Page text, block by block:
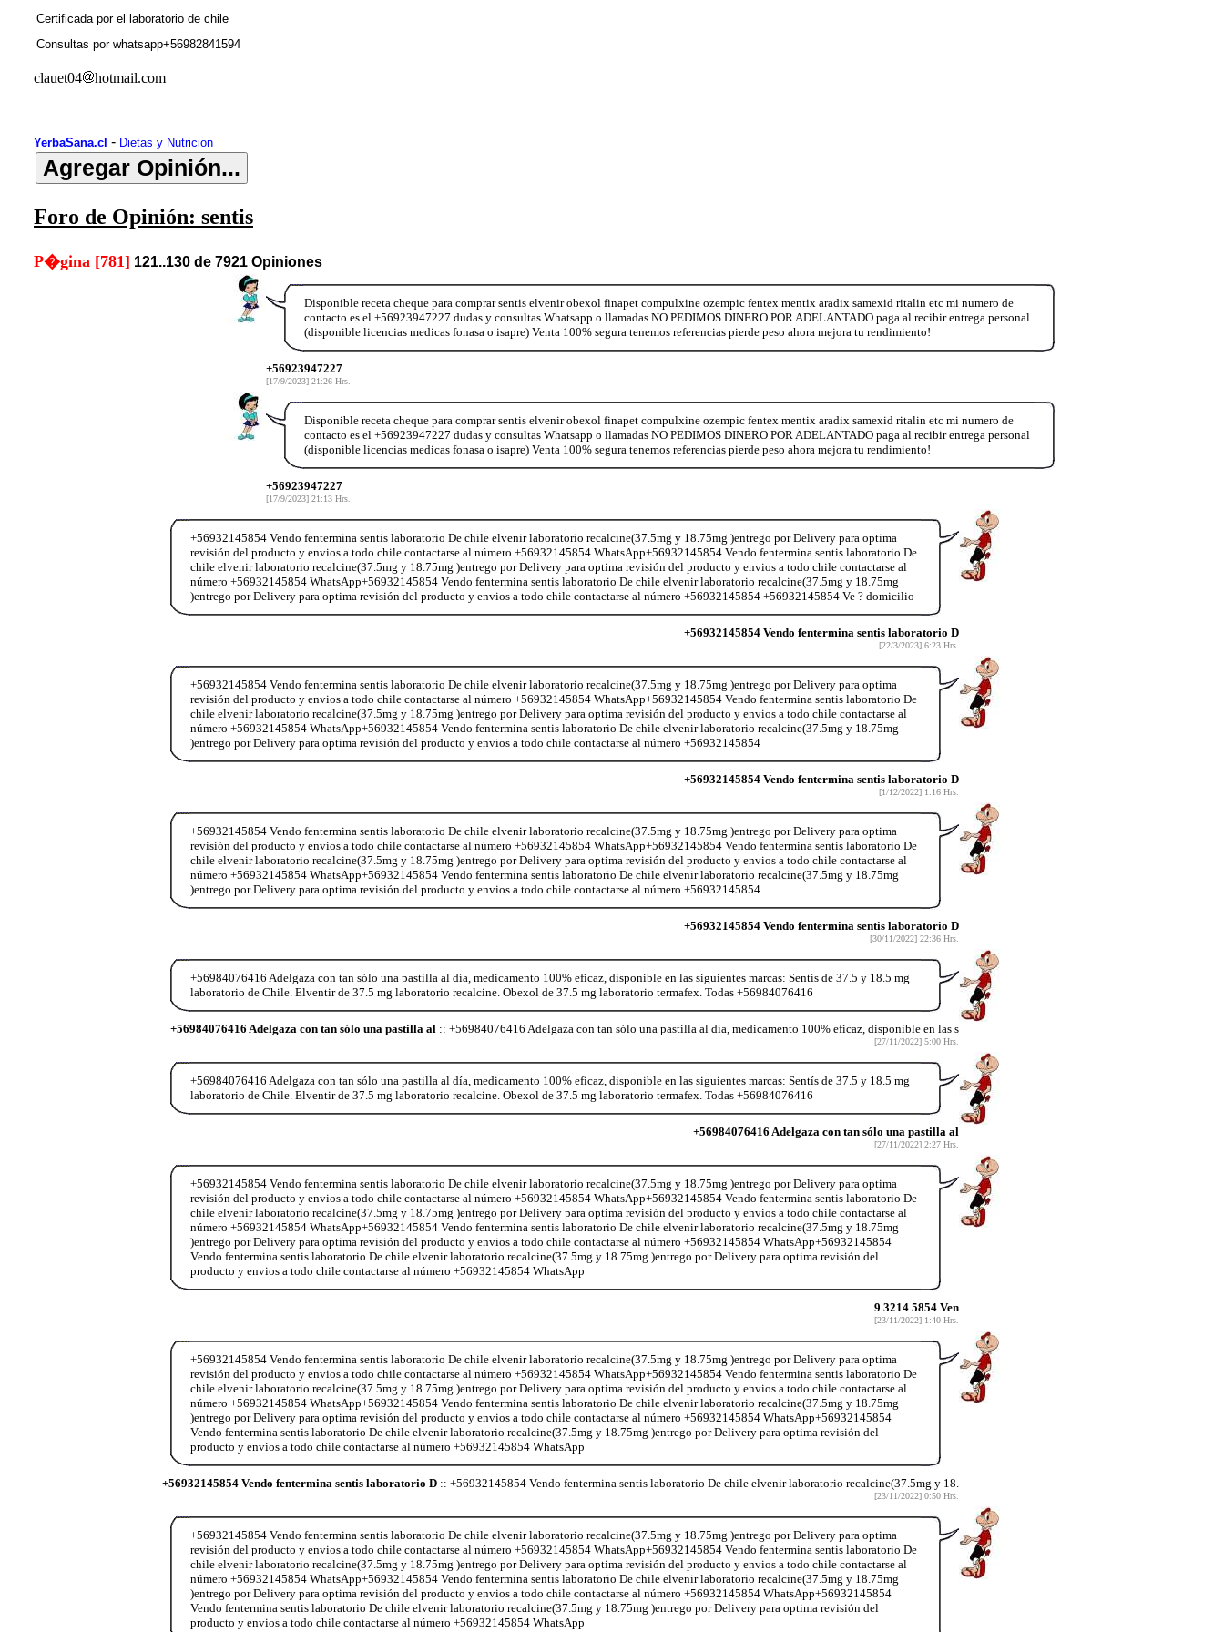
Certificada por el laboratorio de chile
Consultas por whatsapp+56982841594
clauet04 hotmail.com
YerbaSana.cl - Dietas y Nutricion
Foro de Opinión: sentis
P�gina [781] 121..130 de 7921 Opiniones
Disponible receta cheque para comprar sentis elvenir obexol finapet compulxine ozempic fentex mentix aradix samexid ritalin etc mi numero de
contacto es el +56923947227 dudas y consultas Whatsapp o llamadas NO PEDIMOS DINERO POR ADELANTADO paga al recibir entrega personal
(disponible licencias medicas fonasa o isapre) Venta 100% segura tenemos referencias pierde peso ahora mejora tu rendimiento!
+56923947227
[17/9/2023] 21:26 Hrs.
Disponible receta cheque para comprar sentis elvenir obexol finapet compulxine ozempic fentex mentix aradix samexid ritalin etc mi numero de
contacto es el +56923947227 dudas y consultas Whatsapp o llamadas NO PEDIMOS DINERO POR ADELANTADO paga al recibir entrega personal
(disponible licencias medicas fonasa o isapre) Venta 100% segura tenemos referencias pierde peso ahora mejora tu rendimiento!
+56923947227
[17/9/2023] 21:13 Hrs.
+56932145854 Vendo fentermina sentis laboratorio De chile elvenir laboratorio recalcine(37.5mg y 18.75mg )entrego por Delivery para optima
revisión del producto y envios a todo chile contactarse al número +56932145854 WhatsApp+56932145854 Vendo fentermina sentis laboratorio De
chile elvenir laboratorio recalcine(37.5mg y 18.75mg )entrego por Delivery para optima revisión del producto y envios a todo chile contactarse al
número +56932145854 WhatsApp+56932145854 Vendo fentermina sentis laboratorio De chile elvenir laboratorio recalcine(37.5mg y 18.75mg
)entrego por Delivery para optima revisión del producto y envios a todo chile contactarse al número +56932145854 +56932145854 Ve ? domicilio
+56932145854 Vendo fentermina sentis laboratorio D
[22/3/2023] 6:23 Hrs.
+56932145854 Vendo fentermina sentis laboratorio De chile elvenir laboratorio recalcine(37.5mg y 18.75mg )entrego por Delivery para optima
revisión del producto y envios a todo chile contactarse al número +56932145854 WhatsApp+56932145854 Vendo fentermina sentis laboratorio De
chile elvenir laboratorio recalcine(37.5mg y 18.75mg )entrego por Delivery para optima revisión del producto y envios a todo chile contactarse al
número +56932145854 WhatsApp+56932145854 Vendo fentermina sentis laboratorio De chile elvenir laboratorio recalcine(37.5mg y 18.75mg
)entrego por Delivery para optima revisión del producto y envios a todo chile contactarse al número +56932145854
+56932145854 Vendo fentermina sentis laboratorio D
[1/12/2022] 1:16 Hrs.
+56932145854 Vendo fentermina sentis laboratorio De chile elvenir laboratorio recalcine(37.5mg y 18.75mg )entrego por Delivery para optima
revisión del producto y envios a todo chile contactarse al número +56932145854 WhatsApp+56932145854 Vendo fentermina sentis laboratorio De
chile elvenir laboratorio recalcine(37.5mg y 18.75mg )entrego por Delivery para optima revisión del producto y envios a todo chile contactarse al
número +56932145854 WhatsApp+56932145854 Vendo fentermina sentis laboratorio De chile elvenir laboratorio recalcine(37.5mg y 18.75mg
)entrego por Delivery para optima revisión del producto y envios a todo chile contactarse al número +56932145854
+56932145854 Vendo fentermina sentis laboratorio D
[30/11/2022] 22:36 Hrs.
+56984076416 Adelgaza con tan sólo una pastilla al día, medicamento 100% eficaz, disponible en las siguientes marcas: Sentís de 37.5 y 18.5 mg
laboratorio de Chile. Elventir de 37.5 mg laboratorio recalcine. Obexol de 37.5 mg laboratorio termafex. Todas +56984076416
+56984076416 Adelgaza con tan sólo una pastilla al :: +56984076416 Adelgaza con tan sólo una pastilla al día, medicamento 100% eficaz, disponible en las s
[27/11/2022] 5:00 Hrs.
+56984076416 Adelgaza con tan sólo una pastilla al día, medicamento 100% eficaz, disponible en las siguientes marcas: Sentís de 37.5 y 18.5 mg
laboratorio de Chile. Elventir de 37.5 mg laboratorio recalcine. Obexol de 37.5 mg laboratorio termafex. Todas +56984076416
+56984076416 Adelgaza con tan sólo una pastilla al
[27/11/2022] 2:27 Hrs.
+56932145854 Vendo fentermina sentis laboratorio De chile elvenir laboratorio recalcine(37.5mg y 18.75mg )entrego por Delivery para optima
revisión del producto y envios a todo chile contactarse al número +56932145854 WhatsApp+56932145854 Vendo fentermina sentis laboratorio De
chile elvenir laboratorio recalcine(37.5mg y 18.75mg )entrego por Delivery para optima revisión del producto y envios a todo chile contactarse al
número +56932145854 WhatsApp+56932145854 Vendo fentermina sentis laboratorio De chile elvenir laboratorio recalcine(37.5mg y 18.75mg
)entrego por Delivery para optima revisión del producto y envios a todo chile contactarse al número +56932145854 WhatsApp+56932145854
Vendo fentermina sentis laboratorio De chile elvenir laboratorio recalcine(37.5mg y 18.75mg )entrego por Delivery para optima revisión del
producto y envios a todo chile contactarse al número +56932145854 WhatsApp
9 3214 5854 Ven
[23/11/2022] 1:40 Hrs.
+56932145854 Vendo fentermina sentis laboratorio De chile elvenir laboratorio recalcine(37.5mg y 18.75mg )entrego por Delivery para optima
revisión del producto y envios a todo chile contactarse al número +56932145854 WhatsApp+56932145854 Vendo fentermina sentis laboratorio De
chile elvenir laboratorio recalcine(37.5mg y 18.75mg )entrego por Delivery para optima revisión del producto y envios a todo chile contactarse al
número +56932145854 WhatsApp+56932145854 Vendo fentermina sentis laboratorio De chile elvenir laboratorio recalcine(37.5mg y 18.75mg
)entrego por Delivery para optima revisión del producto y envios a todo chile contactarse al número +56932145854 WhatsApp+56932145854
Vendo fentermina sentis laboratorio De chile elvenir laboratorio recalcine(37.5mg y 18.75mg )entrego por Delivery para optima revisión del
producto y envios a todo chile contactarse al número +56932145854 WhatsApp
+56932145854 Vendo fentermina sentis laboratorio D:: +56932145854 Vendo fentermina sentis laboratorio De chile elvenir laboratorio recalcine(37.5mg y 18.
[23/11/2022] 0:50 Hrs.
+56932145854 Vendo fentermina sentis laboratorio De chile elvenir laboratorio recalcine(37.5mg y 18.75mg )entrego por Delivery para optima
revisión del producto y envios a todo chile contactarse al número +56932145854 WhatsApp+56932145854 Vendo fentermina sentis laboratorio De
chile elvenir laboratorio recalcine(37.5mg y 18.75mg )entrego por Delivery para optima revisión del producto y envios a todo chile contactarse al
número +56932145854 WhatsApp+56932145854 Vendo fentermina sentis laboratorio De chile elvenir laboratorio recalcine(37.5mg y 18.75mg
)entrego por Delivery para optima revisión del producto y envios a todo chile contactarse al número +56932145854 WhatsApp+56932145854
Vendo fentermina sentis laboratorio De chile elvenir laboratorio recalcine(37.5mg y 18.75mg )entrego por Delivery para optima revisión del
producto y envios a todo chile contactarse al número +56932145854 WhatsApp